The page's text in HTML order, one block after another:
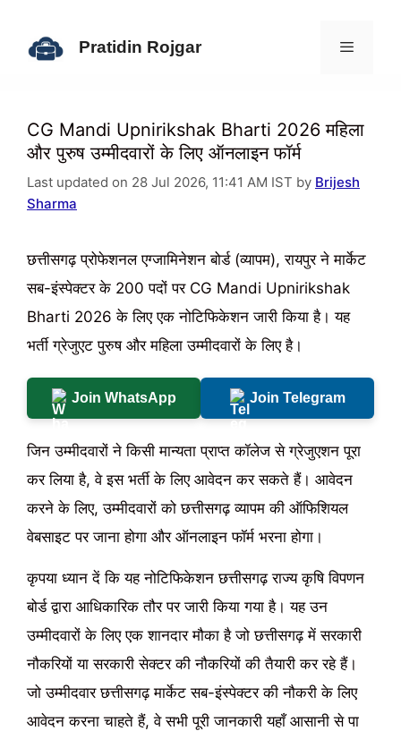
Pratidin Rojgar
CG Mandi Upnirikshak Bharti 2026 महिला
और पुरुष उम्मीदवारों के लिए ऑनलाइन फॉर्म
Last updated on 28 Jul 2026, 11:41 AM IST by Brijesh
Sharma
छत्तीसगढ़ प्रोफेशनल एग्जामिनेशन बोर्ड (व्यापम), रायपुर ने मार्केट
सब-इंस्पेक्टर के 200 पदों पर CG Mandi Upnirikshak
Bharti 2026 के लिए एक नोटिफिकेशन जारी किया है। यह
भर्ती ग्रेजुएट पुरुष और महिला उम्मीदवारों के लिए है।
Join WhatsApp Join Telegram
जिन उम्मीदवारों ने किसी मान्यता प्राप्त कॉलेज से ग्रेजुएशन पूरा
कर लिया है, वे इस भर्ती के लिए आवेदन कर सकते हैं। आवेदन
करने के लिए, उम्मीदवारों को छत्तीसगढ़ व्यापम की ऑफिशियल
वेबसाइट पर जाना होगा और ऑनलाइन फॉर्म भरना होगा।
कृपया ध्यान दें कि यह नोटिफिकेशन छत्तीसगढ़ राज्य कृषि विपणन
बोर्ड द्वारा आधिकारिक तौर पर जारी किया गया है। यह उन
उम्मीदवारों के लिए एक शानदार मौका है जो छत्तीसगढ़ में सरकारी
नौकरियों या सरकारी सेक्टर की नौकरियों की तैयारी कर रहे हैं।
जो उम्मीदवार छत्तीसगढ़ मार्केट सब-इंस्पेक्टर की नौकरी के लिए
आवेदन करना चाहते हैं, वे सभी पूरी जानकारी यहाँ आसानी से पा